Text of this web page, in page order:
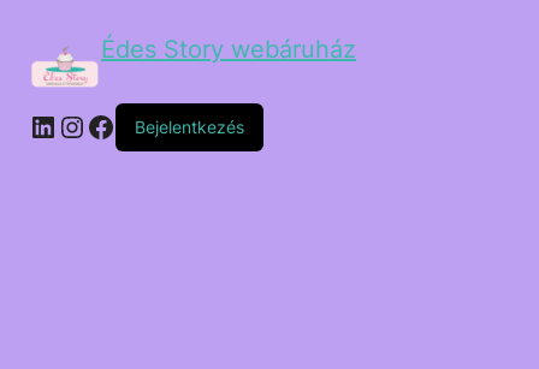
Édes Story webáruház
Bejelentkezés